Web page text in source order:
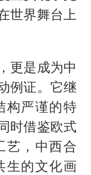
世界舞台上
更是成为中
例证。它继
构严谨的特
时借鉴欧式
艺，中西合
生的文化画